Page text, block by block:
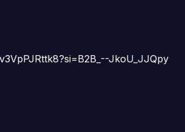
JkoU_JJQpy